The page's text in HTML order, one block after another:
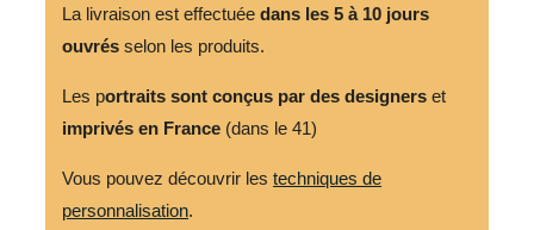
La livraison est effectuéedans les 5 à 10 jours
ouvrés selon les produits.
Les portraits sont conçus par des designers et
imprivés en France (dans le 41)
Vous pouvez découvrir lestechniques de
personnalisation.